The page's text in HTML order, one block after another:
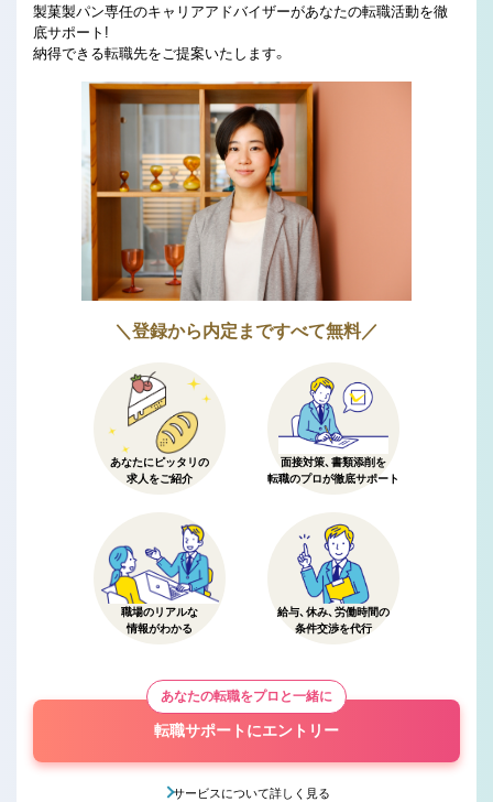
製菓製パン専任のキャリアアドバイザーがあなたの転職活動を徹
底サポート!
納得できる転職先をご提案いたします。
＼登録から内定まですべて無料／
あなたにピッタリの
求人をご紹介
面接対策、書類添削を
転職のプロが徹底サポート
職場のリアルな
情報がわかる
給与、休み、労働時間の
条件交渉を代行
あなたの転職をプロと一緒に
転職サポートにエントリー
サービスについて詳しく見る